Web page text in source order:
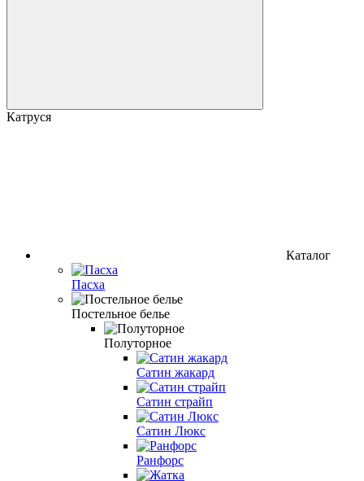
Катруся
Каталог
Пасха
Постельное белье
Полуторное
Сатин жакард
Сатин страйп
Сатин Люкс
Ранфорс